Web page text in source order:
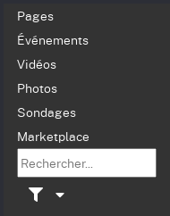
Pages
Événements
Vidéos
Photos
Sondages
Marketplace